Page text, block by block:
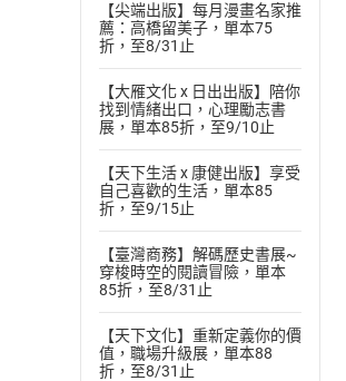
【尖端出版】每月漫畫名家推
薦：高橋留美子，單本75
折，至8/31止
【大雁文化 x 日出出版】陪你
找到情緒出口，心理勵志書
展，單本85折，至9/10止
【天下生活 x 康健出版】享受
自己喜歡的生活，單本85
折，至9/15止
【臺灣商務】解碼歷史書展~
穿梭時空的閱讀冒險，單本
85折，至8/31止
【天下文化】重新定義你的價
值，職場升級展，單本88
折，至8/31止